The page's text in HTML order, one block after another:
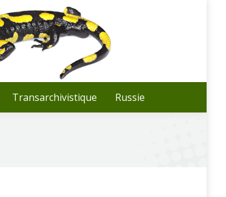
Recherche
:
Transarchivistique Russie